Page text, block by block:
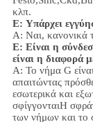
κλπ.
Ε: Υπάρχει
Α: Ναι, κανονικά
Ε: Είναι η
είναι η διαφορά
Α: Το νήμα G
απαιτώντας
εσωτερικά και
σφίγγονταιΗ
των νήμων και το